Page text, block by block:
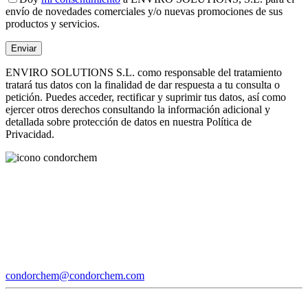
envío de novedades comerciales y/o nuevas promociones de sus
productos y servicios.
ENVIRO SOLUTIONS S.L. como responsable del tratamiento
tratará tus datos con la finalidad de dar respuesta a tu consulta o
petición. Puedes acceder, rectificar y suprimir tus datos, así como
ejercer otros derechos consultando la información adicional y
detallada sobre protección de datos en nuestra Política de
Privacidad.
condorchem@condorchem.com